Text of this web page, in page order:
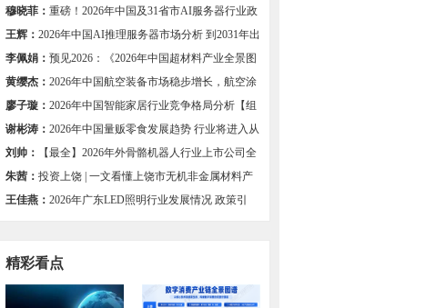
价增态势，供应规模...
[详细]
穆晓菲： 重磅！2026年中国及31省市AI服务器行业政
策汇总及解读（全）
王辉： 2026年中国AI推理服务器市场分析 到2031年出
货量有望达201万台【组图】
李佩娟： 预见2026：《2026年中国超材料产业全景图
谱》
黄缨杰： 2026年中国航空装备市场稳步增长，航空涂
料需求不减
廖子璇： 2026年中国智能家居行业竞争格局分析【组
图】
谢彬涛： 2026年中国量贩零食发展趋势 行业将进入从
规模竞速转向质效深耕的新阶段【组图】
刘帅：
【最全】2026年外骨骼机器人行业上市公司全
方位对比
朱茜： 投资上饶 | 一文看懂上饶市无机非金属材料产
业发展现状与投资机会前瞻
王佳燕： 2026年广东LED照明行业发展情况 政策引
精彩看点